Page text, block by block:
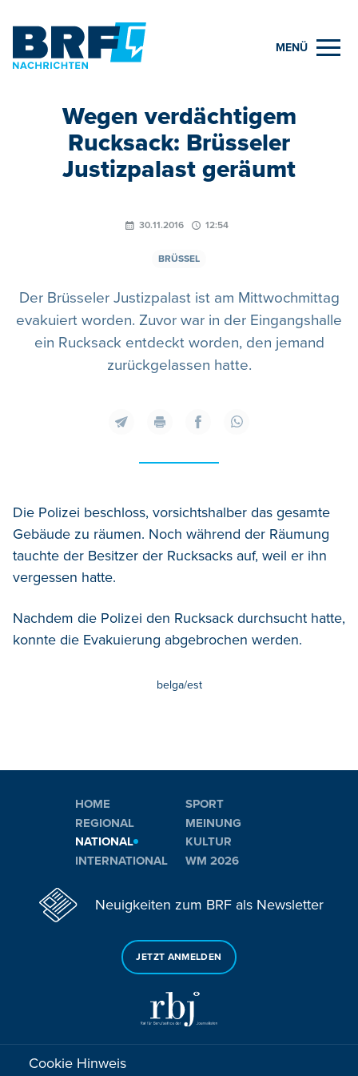
MENÜ
Wegen verdächtigem
Rucksack: Brüsseler
Justizpalast geräumt
30.11.2016 12:54
BRÜSSEL
Der Brüsseler Justizpalast ist am Mittwochmittag
evakuiert worden. Zuvor war in der Eingangshalle
ein Rucksack entdeckt worden, den jemand
zurückgelassen hatte.
Die Polizei beschloss, vorsichtshalber das gesamte
Gebäude zu räumen. Noch während der Räumung
tauchte der Besitzer der Rucksacks auf, weil er ihn
vergessen hatte.
Nachdem die Polizei den Rucksack durchsucht hatte,
konnte die Evakuierung abgebrochen werden.
belga/est
HOME
REGIONAL
NATIONAL
INTERNATIONAL
SPORT
MEINUNG
KULTUR
WM 2026
Neuigkeiten zum BRF als Newsletter
JETZT ANMELDEN
Sie haben noch Fragen oder Anmerkungen?
Cookie Hinweis